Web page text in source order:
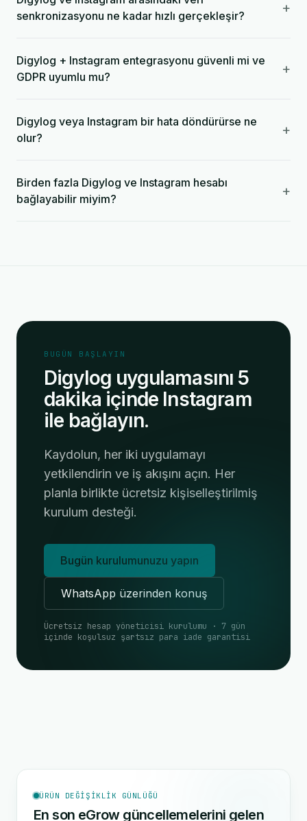
senkronizasyonu ne kadar hızlı gerçekleşir?
+
Digylog + Instagram entegrasyonu güvenli mi ve
GDPR uyumlu mu?
+
Digylog veya Instagram bir hata döndürürse ne
olur?
+
Birden fazla Digylog ve Instagram hesabı
bağlayabilir miyim?
+
BUGÜN BAŞLAYIN
Digylog uygulamasını 5
dakika içinde Instagram
ile bağlayın.
Kaydolun, her iki uygulamayı
yetkilendirin ve iş akışını açın. Her
planla birlikte ücretsiz kişiselleştirilmiş
kurulum desteği.
Bugün kurulumunuzu yapın
WhatsApp üzerinden konuş
Ücretsiz hesap yöneticisi kurulumu · 7 gün
içinde koşulsuz şartsız para iade garantisi
ÜRÜN DEĞIŞIKLIK GÜNLÜĞÜ
En son eGrow güncellemelerini gelen